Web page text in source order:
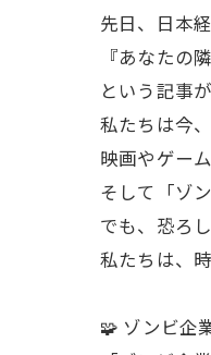
先日、日本
『あなたの
という記事
私たちは今
映画やゲー
そして「ゾ
でも、恐ろ
私たちは、
🧩 ゾンビ企